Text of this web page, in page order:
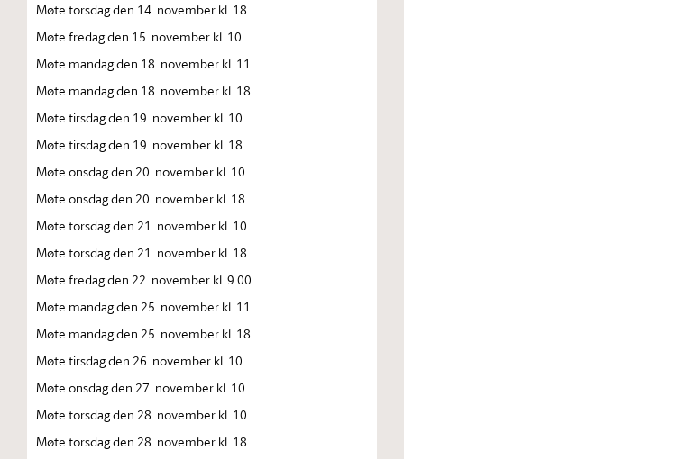
Møte torsdag den 14. november kl. 18
Møte fredag den 15. november kl. 10
Møte mandag den 18. november kl. 11
Møte mandag den 18. november kl. 18
Møte tirsdag den 19. november kl. 10
Møte tirsdag den 19. november kl. 18
Møte onsdag den 20. november kl. 10
Møte onsdag den 20. november kl. 18
Møte torsdag den 21. november kl. 10
Møte torsdag den 21. november kl. 18
Møte fredag den 22. november kl. 9.00
Møte mandag den 25. november kl. 11
Møte mandag den 25. november kl. 18
Møte tirsdag den 26. november kl. 10
Møte onsdag den 27. november kl. 10
Møte torsdag den 28. november kl. 10
Møte torsdag den 28. november kl. 18